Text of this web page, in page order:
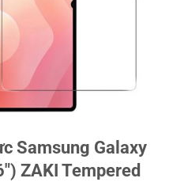
Samsung Galaxy
ZAKI Tempered